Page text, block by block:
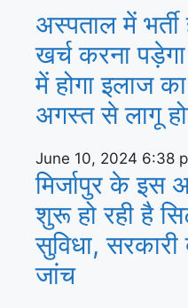
अस्‍पताल में भर्ती
खर्च करना
में होगा इलाज
अगस्‍त से लागू
June 10, 2024 6:38
मिर्जापुर के इस
शुरू हो रही है
सुविधा, सरकारी
जांच